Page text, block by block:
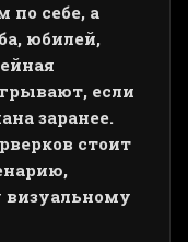
по себе, а
юбилей,
если
заранее.
стоит
визуальному